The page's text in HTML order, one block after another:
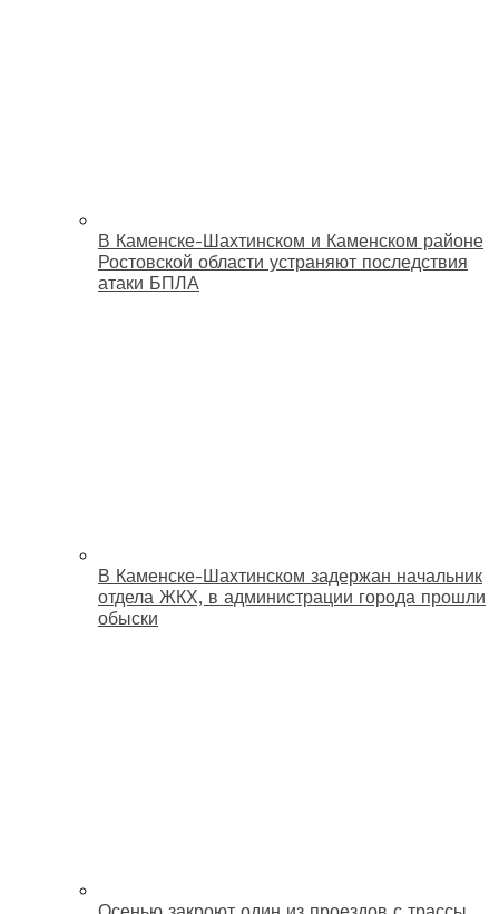
В Каменске-Шахтинском и Каменском районе
Ростовской области устраняют последствия
атаки БПЛА
В Каменске-Шахтинском задержан начальник
отдела ЖКХ, в администрации города прошли
обыски